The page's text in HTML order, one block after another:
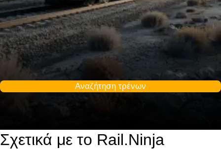
Αναζήτηση τρένων
Σχετικά με το Rail.Ninja